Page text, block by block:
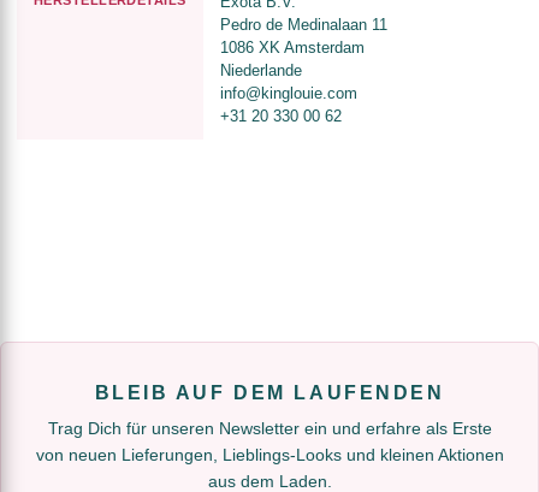
Pedro de Medinalaan 11
1086 XK Amsterdam
Niederlande
info@kinglouie.com
+31 20 330 00 62
BLEIB AUF DEM LAUFENDEN
Trag Dich für unseren Newsletter ein und erfahre als Erste
von neuen Lieferungen, Lieblings-Looks und kleinen Aktionen
aus dem Laden.